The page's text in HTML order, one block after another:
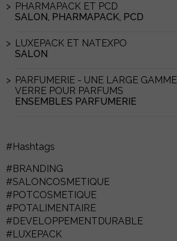
PHARMAPACK ET PCD
SALON, PHARMAPACK, PCD
LUXEPACK ET NATEXPO
SALON
PARFUMERIE - UNE LARGE
VERRE POUR PARFUMS
ENSEMBLES PARFUMERIE
#Hashtags
#BRANDING
#SALONCOSMETIQUE
#POTCOSMETIQUE
#POTALIMENTAIRE
#DEVELOPPEMENTDURABLE
#LUXEPACK